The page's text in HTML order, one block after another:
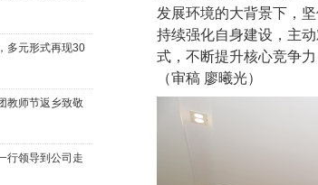
发展环境的大背景下，
持续强化自身建设，主
式，不断提升核心竞争
（审稿 廖曦光）
多元形式再现30
教师节返乡致敬
行领导到公司走